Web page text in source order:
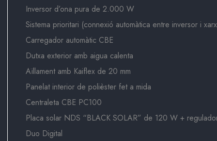
Inversor d’ona pura de 2.000 W
Sistema prioritari (connexió automàtica entre inversor i
Carregador automàtic CBE
Dutxa exterior amb aigua calenta
Aïllament amb Kaiflex de 20 mm
Panelat interior de polièster fet a mida
Centraleta CBE PC100
Placa solar NDS “BLACK SOLAR” de 120 W +
Duo Digital